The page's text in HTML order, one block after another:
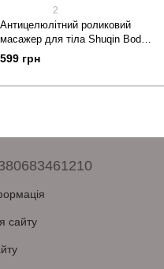
2
Антицелюлітний роликовий
масажер для тіла Shuqin Body
Slimmer SQ-100
599 грн
сайту